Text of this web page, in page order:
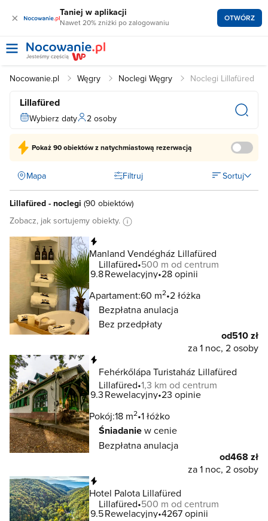
× Taniej w aplikacji
Nawet 20% zniżki po zalogowaniu OTWÓRZ
Nocowanie.pl Węgry Noclegi Węgry Noclegi Lillafüred
Lillafüred
Wybierz daty 2 osoby
Pokaż90 obiektówz natychmiastową rezerwacją
Mapa Filtruj Sortuj
Lillafüred - noclegi (90 obiektów)
Zobacz, jak sortujemy obiekty.
Manland Vendégház Lillafüred
Lillafüred 500 m od centrum
9.8Rewelacyjny 28 opinii
Apartament:60 m2 2 łóżka
Bezpłatna anulacja
Bez przedpłaty
od510 zł
za 1 noc, 2 osoby
Fehérkőlápa Turistaház Lillafüred
Lillafüred 1,3 km od centrum
9.3Rewelacyjny 23 opinie
Pokój:18 m2 1 łóżko
Śniadaniew cenie
Bezpłatna anulacja
od468 zł
za 1 noc, 2 osoby
Hotel Palota Lillafüred
Lillafüred 500 m od centrum
9.5Rewelacyjny 4267 opinii